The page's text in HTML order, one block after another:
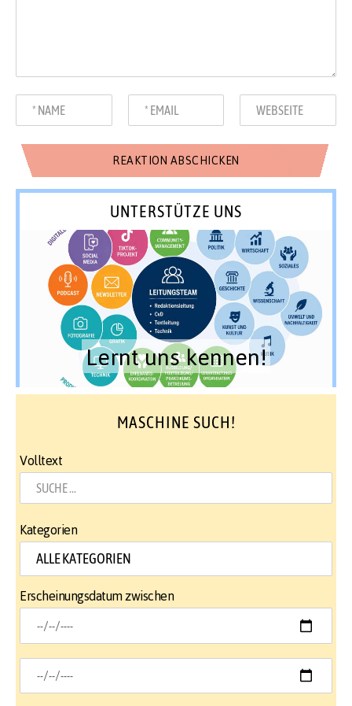
UNTERSTÜTZE UNS
Lernt uns kennen!
MASCHINE SUCH!
Volltext
Kategorien
Erscheinungsdatum zwischen